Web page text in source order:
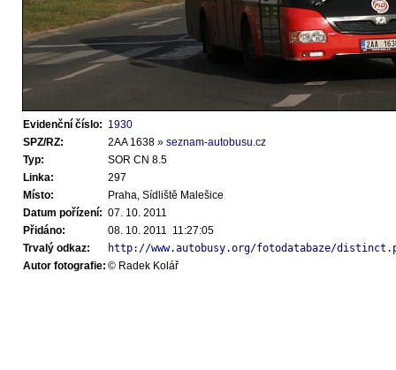
Evidenční číslo: 1930
SPZ/RZ:
2AA 1638 » seznam-autobusu.cz
Typ:
SOR CN 8.5
Linka:
297
Místo:
Praha, Sídliště Malešice
Datum pořízení: 07. 10. 2011
Přidáno:
08. 10. 2011 11:27:05
Trvalý odkaz:
http://www.autobusy.org/fotodatabaze/
Autor fotografie: © Radek Kolář